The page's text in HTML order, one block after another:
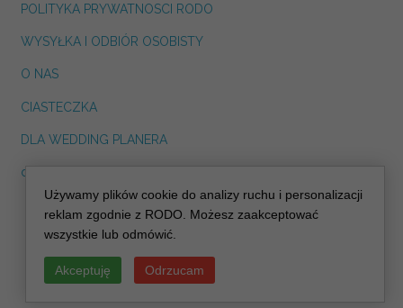
POLITYKA PRYWATNOSCI RODO
WYSYŁKA I ODBIÓR OSOBISTY
O NAS
CIASTECZKA
DLA WEDDING PLANERA
dreskot.com
info@decoris.pl
Używamy plików cookie do analizy ruchu i personalizacji
reklam zgodnie z RODO. Możesz zaakceptować
wszystkie lub odmówić.
Akceptuję Odrzucam